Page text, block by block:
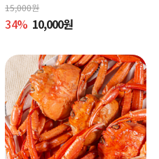
15,000원
34% 10,000원